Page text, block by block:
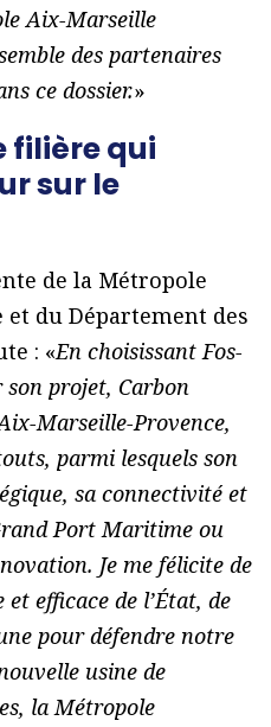
Aix-Marseille
des partenaires
ce dossier.»
filière qui
sur le
de la Métropole
du Département des
: «En choisissant Fos-
projet, Carbon
Marseille-Provence,
parmi lesquels son
sa connectivité et
Port Maritime ou
Je me félicite de
efficace de l’État, de
pour défendre notre
usine de
la Métropole